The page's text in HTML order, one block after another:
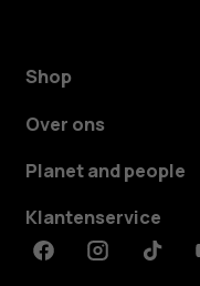
Shop
Over ons
Planet and people
Klantenservice
FacebookInstagramTiktok